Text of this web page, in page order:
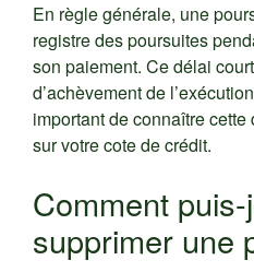
En règle générale, une
registre des poursuites
son paiement. Ce délai
d’achèvement de
important de connaître
sur votre cote de crédit.
Comment
supprimer une